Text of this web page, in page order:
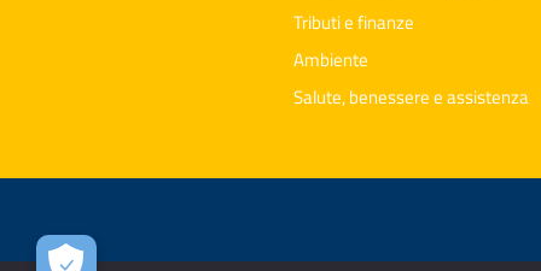
Tributi e finanze
Ambiente
Salute, benessere e assistenza